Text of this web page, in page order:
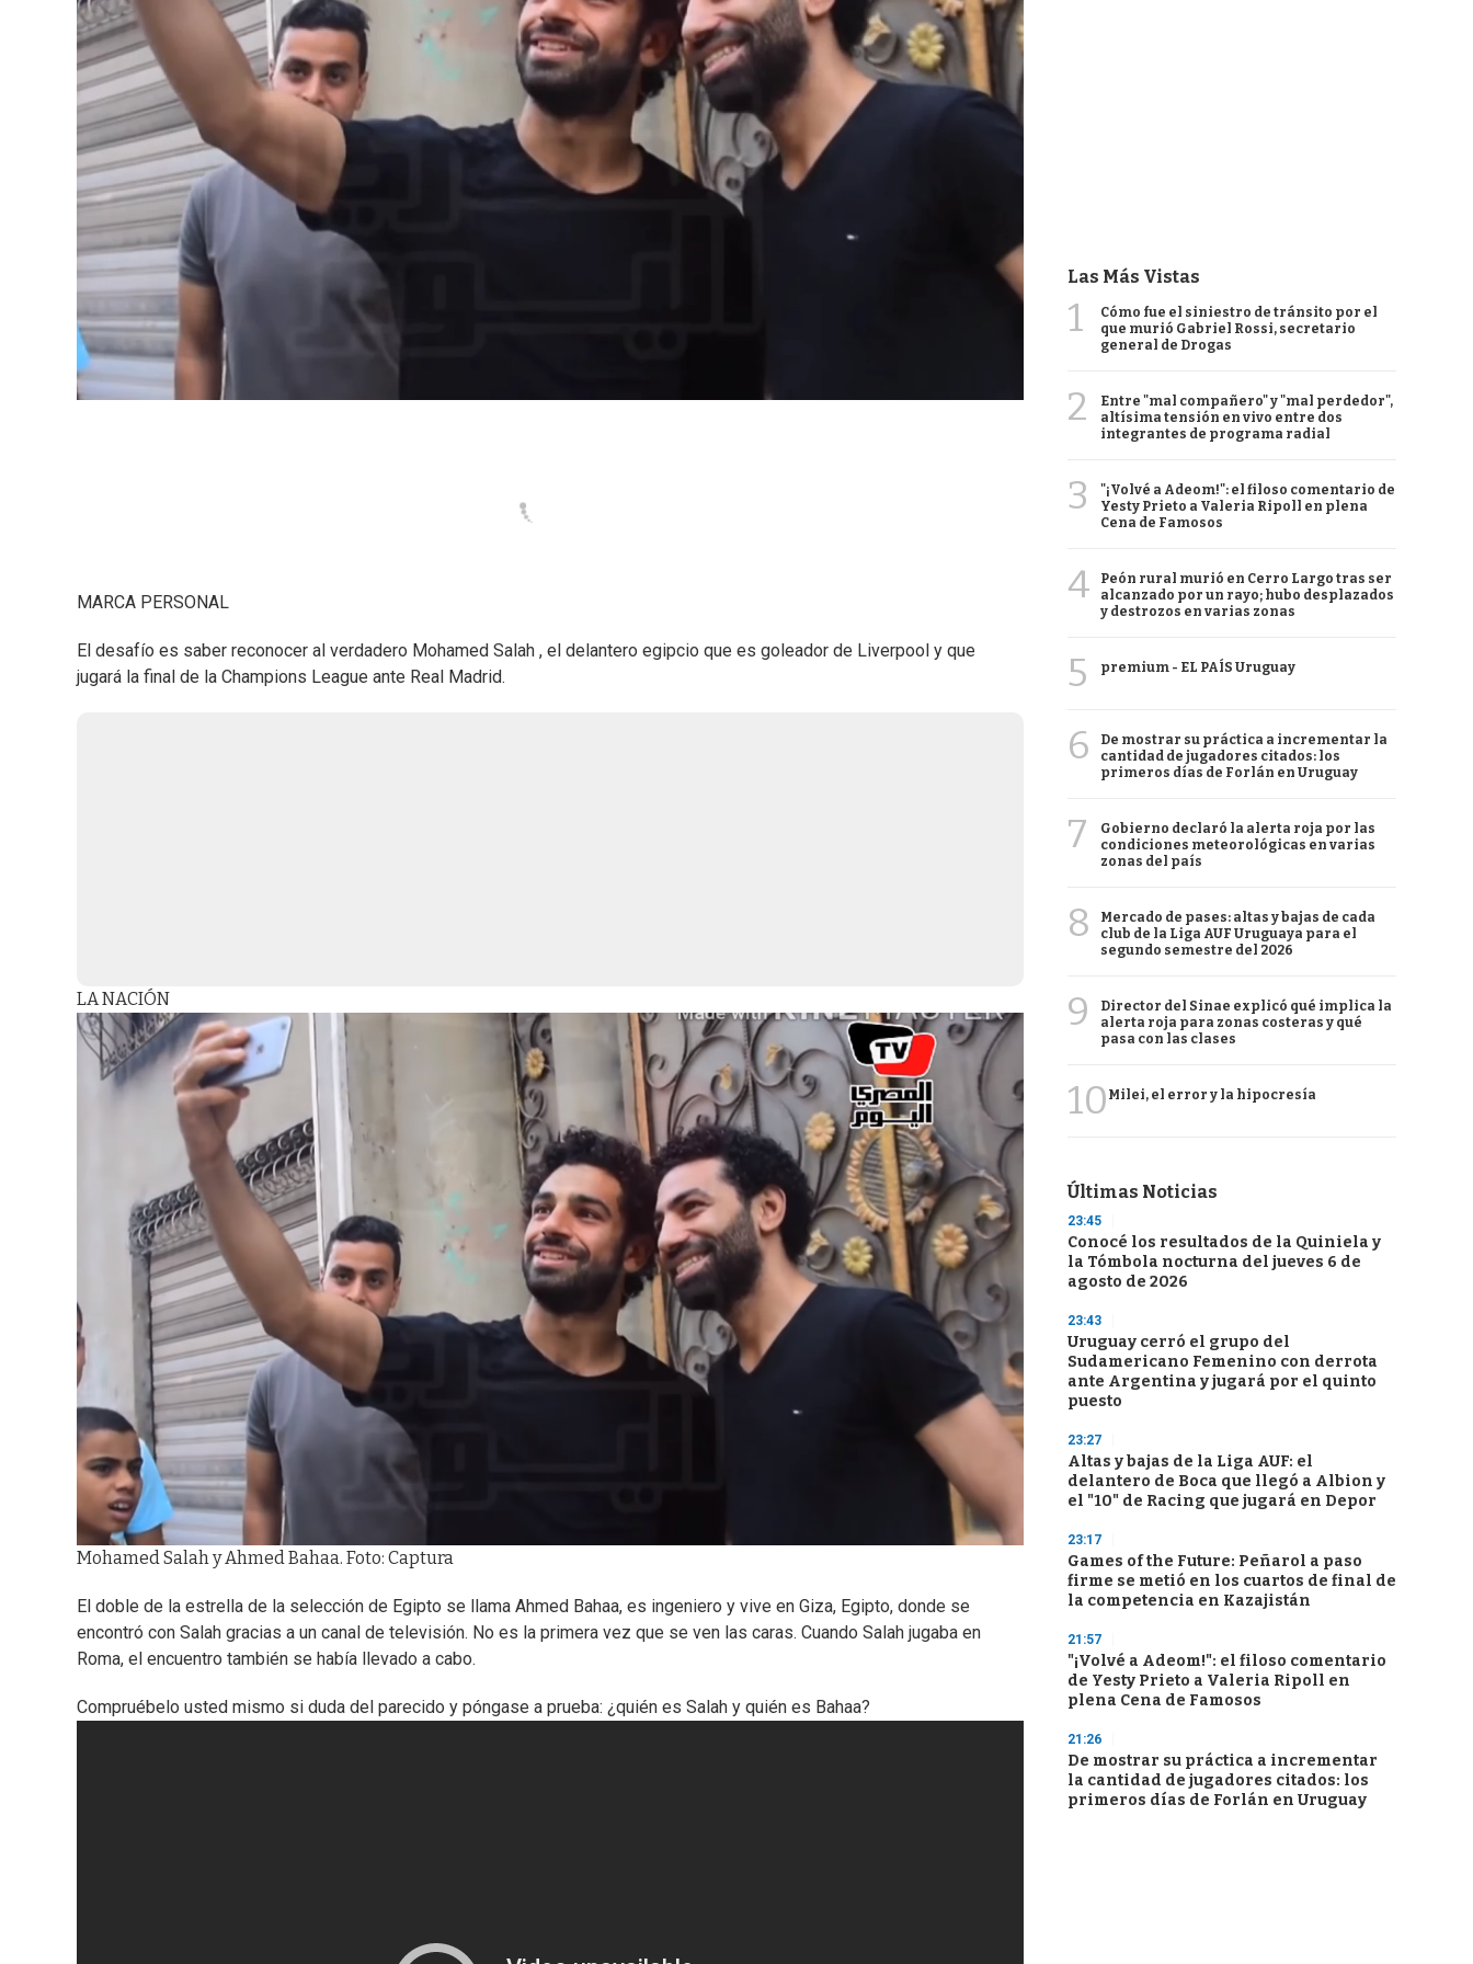
MARCA PERSONAL
El desafío es saber reconocer al verdadero Mohamed Salah , el delantero egipcio que es goleador de Liverpool y que
jugará la final de la Champions League ante Real Madrid.
LA NACIÓN
Mohamed Salah y Ahmed Bahaa. Foto: Captura
El doble de la estrella de la selección de Egipto se llama Ahmed Bahaa, es ingeniero y vive en Giza, Egipto, donde se
encontró con Salah gracias a un canal de televisión. No es la primera vez que se ven las caras. Cuando Salah jugaba en
Roma, el encuentro también se había llevado a cabo.
Compruébelo usted mismo si duda del parecido y póngase a prueba: ¿quién es Salah y quién es Bahaa?
Las Más Vistas
1
Cómo fue el siniestro de tránsito por el
que murió Gabriel Rossi, secretario
general de Drogas
2
Entre "mal compañero" y "mal perdedor",
altísima tensión en vivo entre dos
integrantes de programa radial
3
"¡Volvé a Adeom!": el filoso comentario de
Yesty Prieto a Valeria Ripoll en plena
Cena de Famosos
4
Peón rural murió en Cerro Largo tras ser
alcanzado por un rayo; hubo desplazados
y destrozos en varias zonas
5 premium - EL PAÍS Uruguay
6
De mostrar su práctica a incrementar la
cantidad de jugadores citados: los
primeros días de Forlán en Uruguay
7
Gobierno declaró la alerta roja por las
condiciones meteorológicas en varias
zonas del país
8
Mercado de pases: altas y bajas de cada
club de la Liga AUF Uruguaya para el
segundo semestre del 2026
9
Director del Sinae explicó qué implica la
alerta roja para zonas costeras y qué
pasa con las clases
10 Milei, el error y la hipocresía
Últimas Noticias
23:45
Conocé los resultados de la Quiniela y
la Tómbola nocturna del jueves 6 de
agosto de 2026
23:43
Uruguay cerró el grupo del
Sudamericano Femenino con derrota
ante Argentina y jugará por el quinto
puesto
23:27
Altas y bajas de la Liga AUF: el
delantero de Boca que llegó a Albion y
el "10" de Racing que jugará en Depor
23:17
Games of the Future: Peñarol a paso
firme se metió en los cuartos de final de
la competencia en Kazajistán
21:57
"¡Volvé a Adeom!": el filoso comentario
de Yesty Prieto a Valeria Ripoll en
plena Cena de Famosos
21:26
De mostrar su práctica a incrementar
la cantidad de jugadores citados: los
primeros días de Forlán en Uruguay